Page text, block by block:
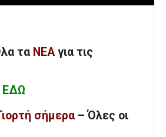
τα ΝΕΑ για τις
ΕΔΩ
σήμερα – Όλες οι